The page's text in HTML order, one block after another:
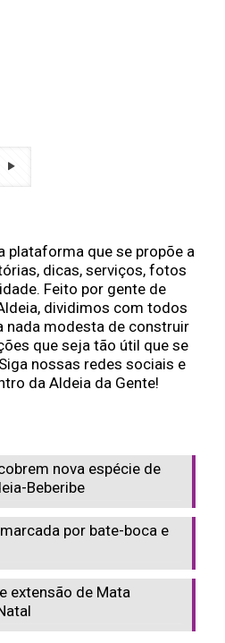
plataforma que se propõe a
dicas, serviços, fotos
Feito por gente de
dividimos com todos
nada modesta de construir
que seja tão útil que se
nossas redes sociais e
da Aldeia da Gente!
nova espécie de
Beberibe
por bate-boca e
extensão de Mata